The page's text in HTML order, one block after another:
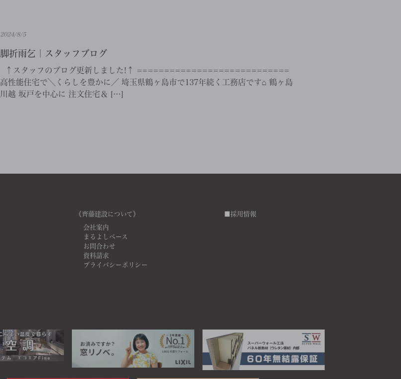
2024/8/5
脚折雨乞｜スタッフブログ
↑スタッフのブログ更新しました!↑ ============================
高性能住宅で＼くらしを豊かに／ 埼玉県鶴ヶ島市で137年続く工務店です⌂ 鶴ヶ島
川越 坂戸を中心に 注文住宅＆ […]
《齊藤建設について》
会社案内
まるよしベース
お問合わせ
資料請求
プライバシーポリシー
■採用情報